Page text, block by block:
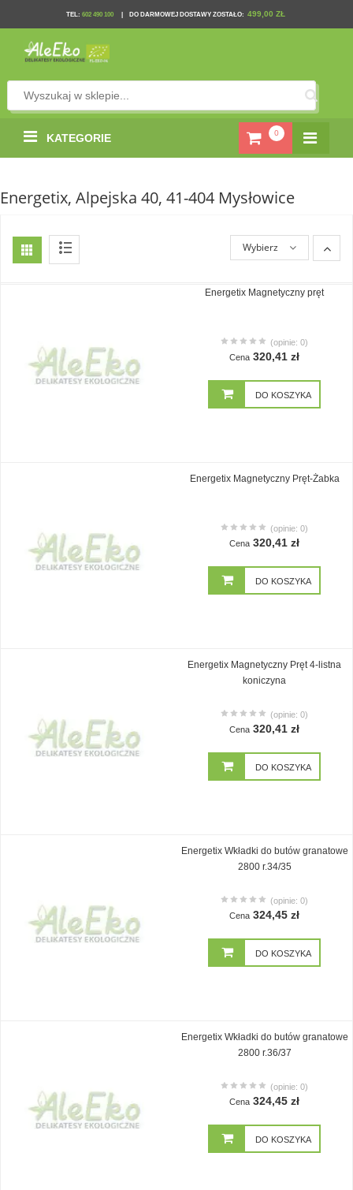
TEL: 602 490 100 DO DARMOWEJ DOSTAWY ZOSTAŁO: 499,00 ZŁ
0
KATEGORIE
Energetix, Alpejska 40, 41-404 Mysłowice
Wybierz
Energetix Magnetyczny pręt
(opinie: 0)
Cena 320,41 zł
DO KOSZYKA
Energetix Magnetyczny Pręt-Żabka
(opinie: 0)
Cena 320,41 zł
DO KOSZYKA
Energetix Magnetyczny Pręt 4-listna
koniczyna
(opinie: 0)
Cena 320,41 zł
DO KOSZYKA
Energetix Wkładki do butów granatowe
2800 r.34/35
(opinie: 0)
Cena 324,45 zł
DO KOSZYKA
Energetix Wkładki do butów granatowe
2800 r.36/37
(opinie: 0)
Cena 324,45 zł
DO KOSZYKA